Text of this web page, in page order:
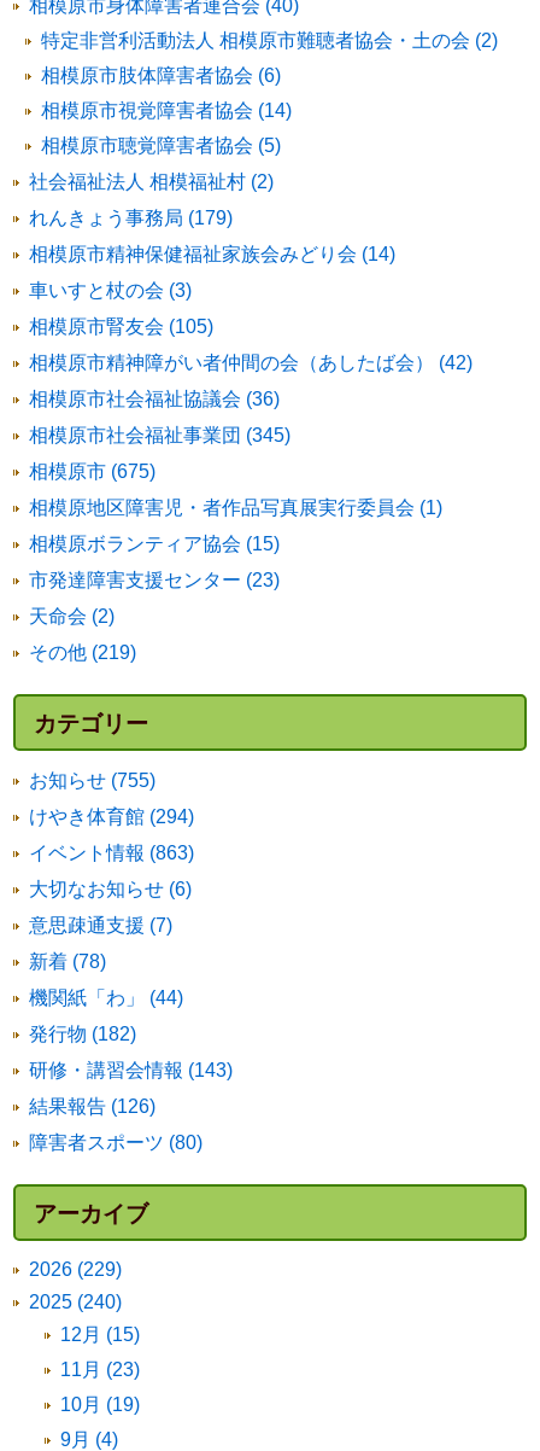
相模原市身体障害者連合会 (40)
特定非営利活動法人 相模原市難聴者協会・土の会 (2)
相模原市肢体障害者協会 (6)
相模原市視覚障害者協会 (14)
相模原市聴覚障害者協会 (5)
社会福祉法人 相模福祉村 (2)
れんきょう事務局 (179)
相模原市精神保健福祉家族会みどり会 (14)
車いすと杖の会 (3)
相模原市腎友会 (105)
相模原市精神障がい者仲間の会（あしたば会） (42)
相模原市社会福祉協議会 (36)
相模原市社会福祉事業団 (345)
相模原市 (675)
相模原地区障害児・者作品写真展実行委員会 (1)
相模原ボランティア協会 (15)
市発達障害支援センター (23)
天命会 (2)
その他 (219)
カテゴリー
お知らせ (755)
けやき体育館 (294)
イベント情報 (863)
大切なお知らせ (6)
意思疎通支援 (7)
新着 (78)
機関紙「わ」 (44)
発行物 (182)
研修・講習会情報 (143)
結果報告 (126)
障害者スポーツ (80)
アーカイブ
2026 (229)
2025 (240)
12月 (15)
11月 (23)
10月 (19)
9月 (4)